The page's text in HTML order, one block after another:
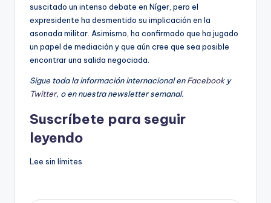
suscitado un intenso debate en Níger, pero el
expresidente ha desmentido su implicación en la
asonada militar. Asimismo, ha confirmado que ha jugado
un papel de mediación y que aún cree que sea posible
encontrar una salida negociada.
Sigue toda la información internacional enFacebooky
Twitter, o ennuestra newsletter semanal.
Suscríbete para seguir
leyendo
Lee sin límites